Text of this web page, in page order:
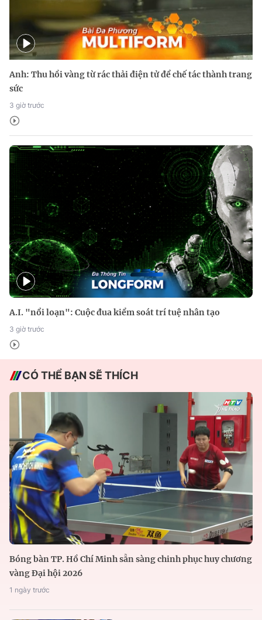
Anh: Thu hồi vàng từ rác thải điện tử để chế tác thành trang
sức
3 giờ trước
A.I. "nổi loạn": Cuộc đua kiểm soát trí tuệ nhân tạo
3 giờ trước
CÓ THỂ BẠN SẼ THÍCH
Bóng bàn TP. Hồ Chí Minh sẵn sàng chinh phục huy chương
vàng Đại hội 2026
1 ngày trước